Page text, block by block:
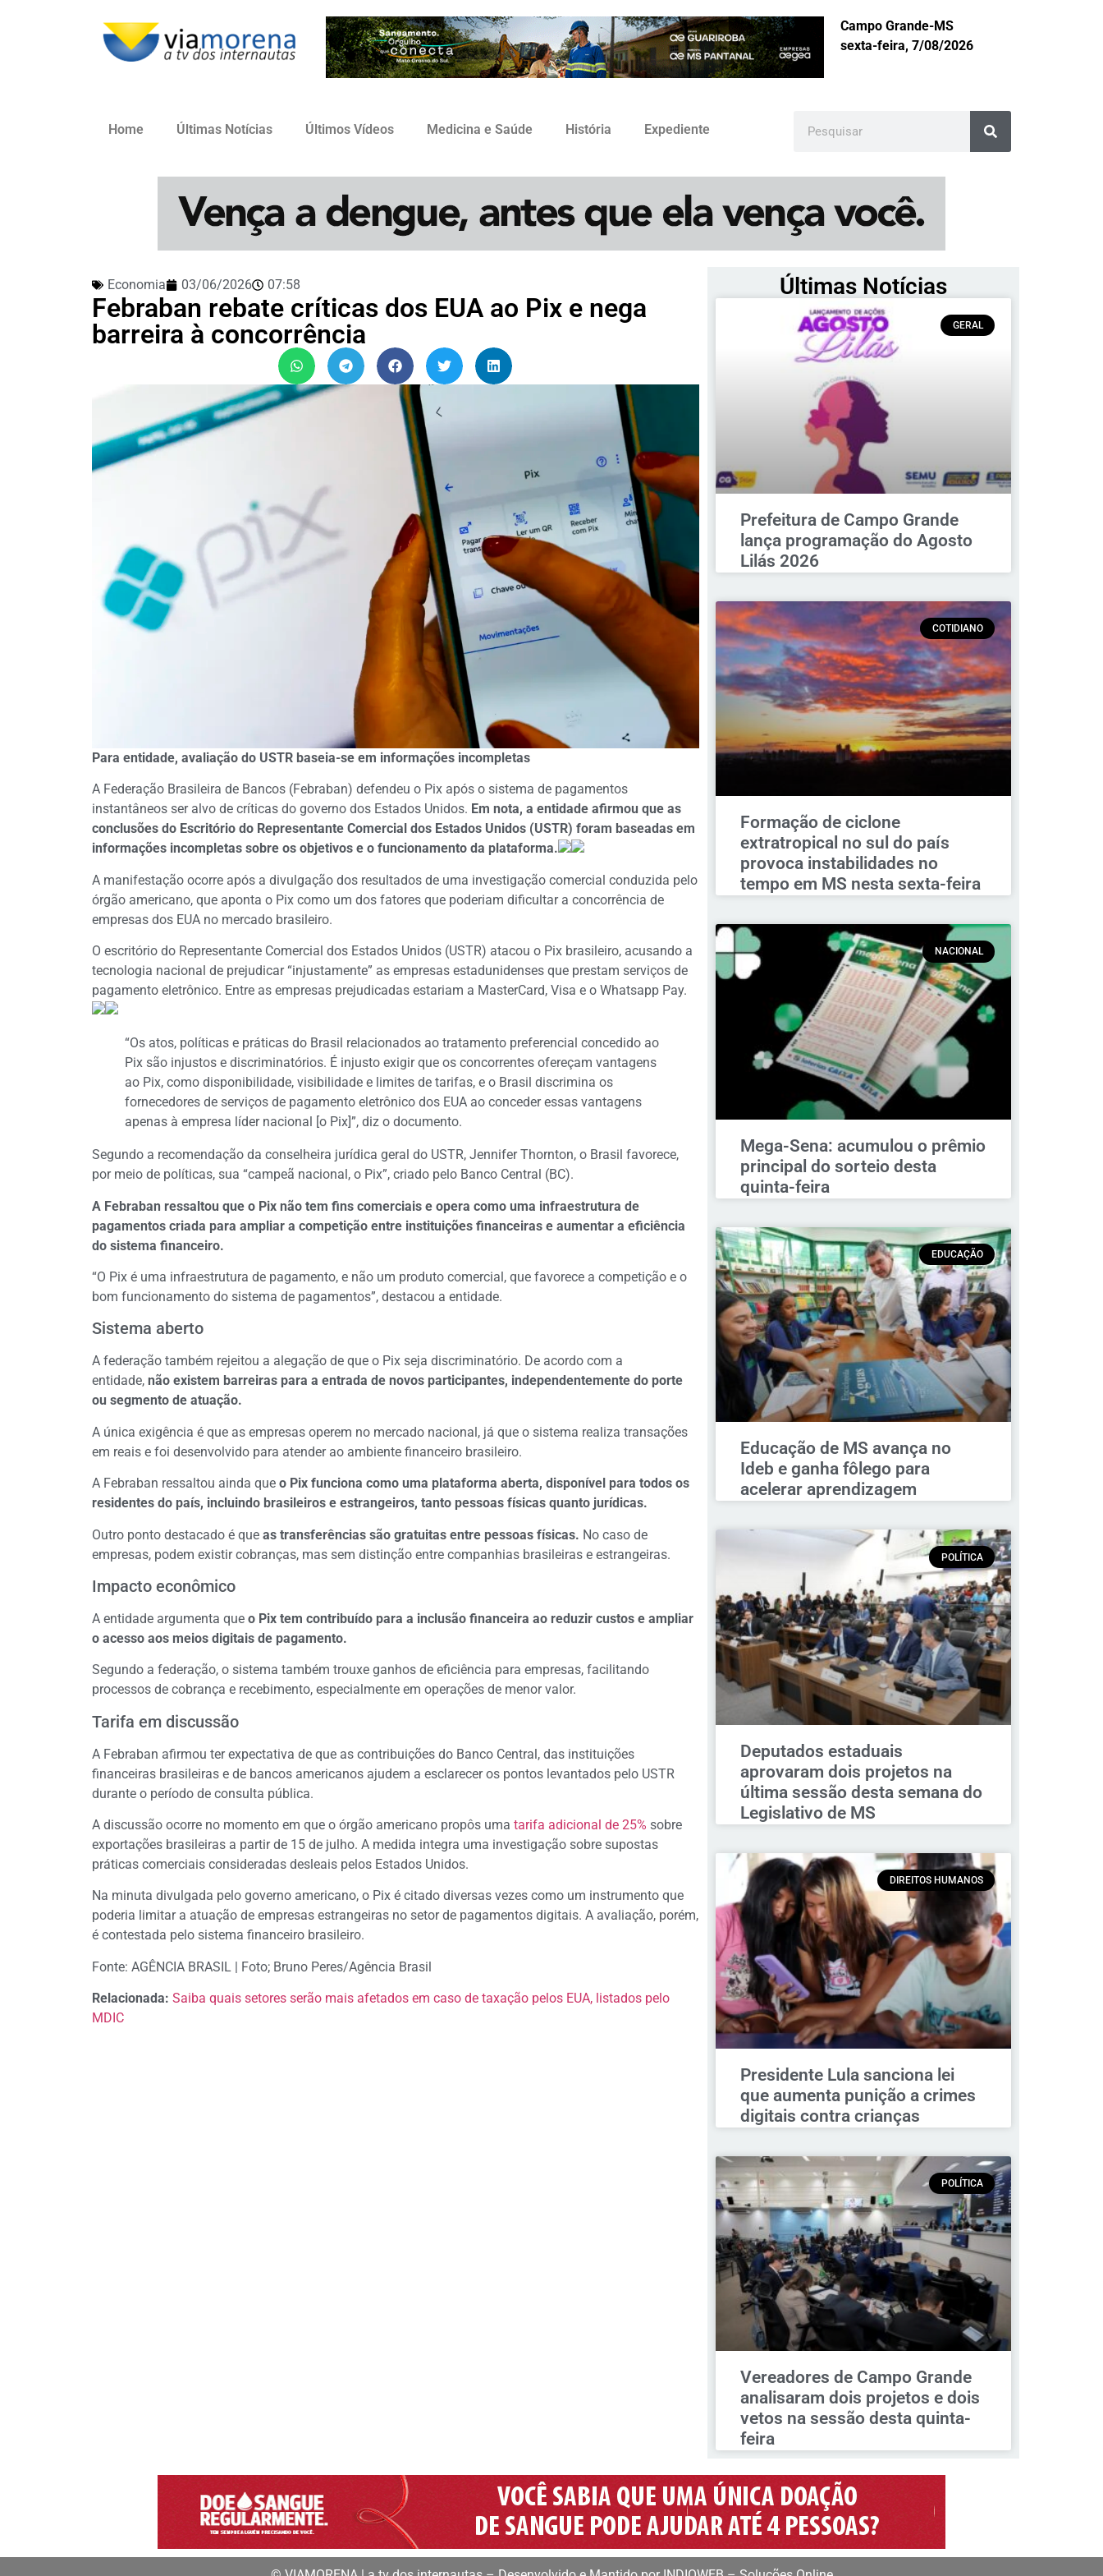
Campo Grande-MS
sexta-feira, 7/08/2026
Home Últimas Notícias Últimos Vídeos Medicina e Saúde História Expediente
Economia 03/06/2026 07:58
Febraban rebate críticas dos EUA ao Pix e nega
barreira à concorrência
Para entidade, avaliação do USTR baseia-se em informações incompletas
A Federação Brasileira de Bancos (Febraban) defendeu o Pix após o sistema de pagamentos
instantâneos ser alvo de críticas do governo dos Estados Unidos. Em nota, a entidade afirmou que as
conclusões do Escritório do Representante Comercial dos Estados Unidos (USTR) foram baseadas em
informações incompletas sobre os objetivos e o funcionamento da plataforma.
A manifestação ocorre após a divulgação dos resultados de uma investigação comercial conduzida pelo
órgão americano, que aponta o Pix como um dos fatores que poderiam dificultar a concorrência de
empresas dos EUA no mercado brasileiro.
O escritório do Representante Comercial dos Estados Unidos (USTR) atacou o Pix brasileiro, acusando a
tecnologia nacional de prejudicar “injustamente” as empresas estadunidenses que prestam serviços de
pagamento eletrônico. Entre as empresas prejudicadas estariam a MasterCard, Visa e o Whatsapp Pay.
“Os atos, políticas e práticas do Brasil relacionados ao tratamento preferencial concedido ao
Pix são injustos e discriminatórios. É injusto exigir que os concorrentes ofereçam vantagens
ao Pix, como disponibilidade, visibilidade e limites de tarifas, e o Brasil discrimina os
fornecedores de serviços de pagamento eletrônico dos EUA ao conceder essas vantagens
apenas à empresa líder nacional [o Pix]”, diz o documento.
Segundo a recomendação da conselheira jurídica geral do USTR, Jennifer Thornton, o Brasil favorece,
por meio de políticas, sua “campeã nacional, o Pix”, criado pelo Banco Central (BC).
A Febraban ressaltou que o Pix não tem fins comerciais e opera como uma infraestrutura de
pagamentos criada para ampliar a competição entre instituições financeiras e aumentar a eficiência
do sistema financeiro.
“O Pix é uma infraestrutura de pagamento, e não um produto comercial, que favorece a competição e o
bom funcionamento do sistema de pagamentos”, destacou a entidade.
Sistema aberto
A federação também rejeitou a alegação de que o Pix seja discriminatório. De acordo com a
entidade, não existem barreiras para a entrada de novos participantes, independentemente do porte
ou segmento de atuação.
A única exigência é que as empresas operem no mercado nacional, já que o sistema realiza transações
em reais e foi desenvolvido para atender ao ambiente financeiro brasileiro.
A Febraban ressaltou ainda que o Pix funciona como uma plataforma aberta, disponível para todos os
residentes do país, incluindo brasileiros e estrangeiros, tanto pessoas físicas quanto jurídicas.
Outro ponto destacado é que as transferências são gratuitas entre pessoas físicas. No caso de
empresas, podem existir cobranças, mas sem distinção entre companhias brasileiras e estrangeiras.
Impacto econômico
A entidade argumenta que o Pix tem contribuído para a inclusão financeira ao reduzir custos e ampliar
o acesso aos meios digitais de pagamento.
Segundo a federação, o sistema também trouxe ganhos de eficiência para empresas, facilitando
processos de cobrança e recebimento, especialmente em operações de menor valor.
Tarifa em discussão
A Febraban afirmou ter expectativa de que as contribuições do Banco Central, das instituições
financeiras brasileiras e de bancos americanos ajudem a esclarecer os pontos levantados pelo USTR
durante o período de consulta pública.
A discussão ocorre no momento em que o órgão americano propôs uma tarifa adicional de 25% sobre
exportações brasileiras a partir de 15 de julho. A medida integra uma investigação sobre supostas
práticas comerciais consideradas desleais pelos Estados Unidos.
Na minuta divulgada pelo governo americano, o Pix é citado diversas vezes como um instrumento que
poderia limitar a atuação de empresas estrangeiras no setor de pagamentos digitais. A avaliação, porém,
é contestada pelo sistema financeiro brasileiro.
Fonte: AGÊNCIA BRASIL | Foto; Bruno Peres/Agência Brasil
Relacionada: Saiba quais setores serão mais afetados em caso de taxação pelos EUA, listados pelo
MDIC
Últimas Notícias
GERAL
Prefeitura de Campo Grande
lança programação do Agosto
Lilás 2026
COTIDIANO
Formação de ciclone
extratropical no sul do país
provoca instabilidades no
tempo em MS nesta sexta-feira
NACIONAL
Mega-Sena: acumulou o prêmio
principal do sorteio desta
quinta-feira
EDUCAÇÃO
Educação de MS avança no
Ideb e ganha fôlego para
acelerar aprendizagem
POLÍTICA
Deputados estaduais
aprovaram dois projetos na
última sessão desta semana do
Legislativo de MS
DIREITOS HUMANOS
Presidente Lula sanciona lei
que aumenta punição a crimes
digitais contra crianças
POLÍTICA
Vereadores de Campo Grande
analisaram dois projetos e dois
vetos na sessão desta quinta-
feira